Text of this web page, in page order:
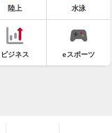
陸上 水泳
ビジネス eスポーツ